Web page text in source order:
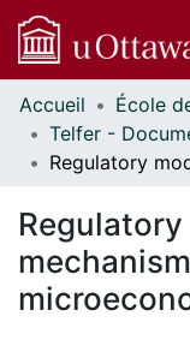
Communautés
et collections
Parcourir
À propos
Accueil